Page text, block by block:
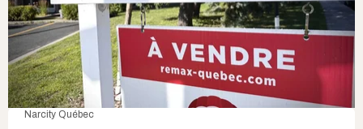
Narcity Québec